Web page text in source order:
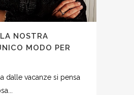
NOSTRA
MODO PER
dalle vacanze si pensa